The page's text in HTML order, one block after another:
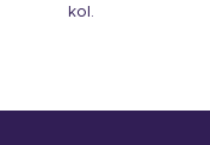
kol.